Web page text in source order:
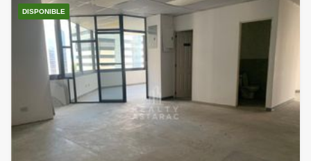
DISPONIBLE